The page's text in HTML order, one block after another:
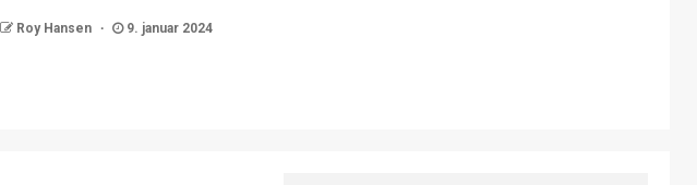
Roy Hansen 9. januar 2024